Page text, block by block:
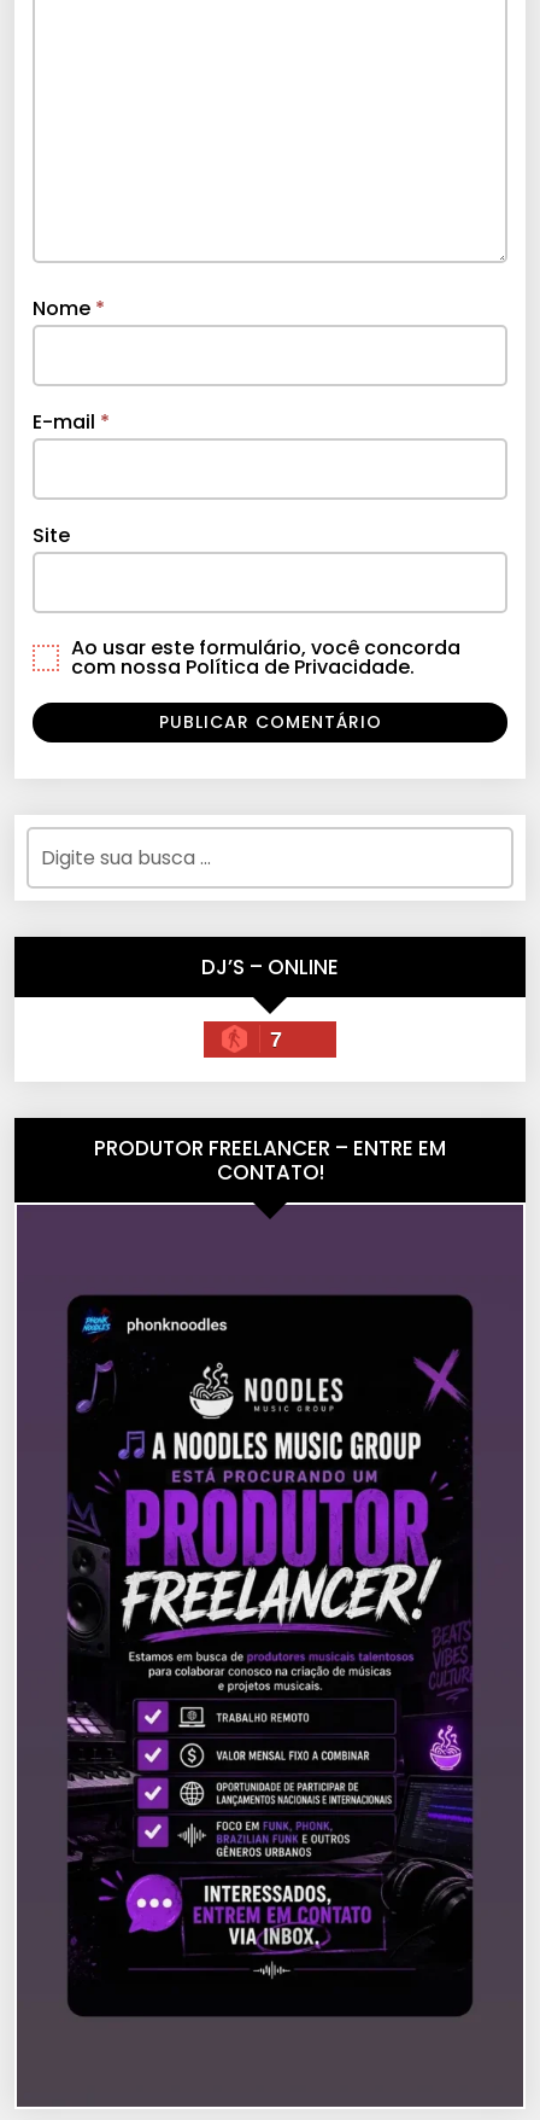
Nome *
E-mail *
Site
Ao usar este formulário, você concorda
com nossa Política de Privacidade.
DJ’S – ONLINE
7
PRODUTOR FREELANCER – ENTRE EM
CONTATO!